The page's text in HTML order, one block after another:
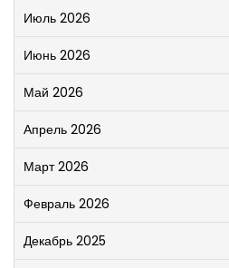
Июль 2026
Июнь 2026
Май 2026
Апрель 2026
Март 2026
Февраль 2026
Декабрь 2025